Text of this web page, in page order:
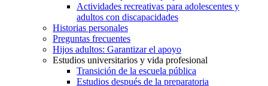
Actividades recreativas para adolescentes y
adultos con discapacidades
Historias personales
Preguntas frecuentes
Hijos adultos: Garantizar el apoyo
Estudios universitarios y vida profesional
Transición de la escuela pública
Estudios después de la preparatoria